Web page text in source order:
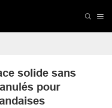
solide sans
pour